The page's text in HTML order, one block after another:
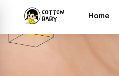
Home